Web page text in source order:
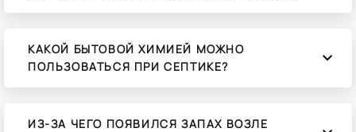
КАКОЙ БЫТОВОЙ ХИМИЕЙ МОЖНО
ПОЛЬЗОВАТЬСЯ ПРИ СЕПТИКЕ?
ИЗ-ЗА ЧЕГО ПОЯВИЛСЯ ЗАПАХ ВОЗЛЕ